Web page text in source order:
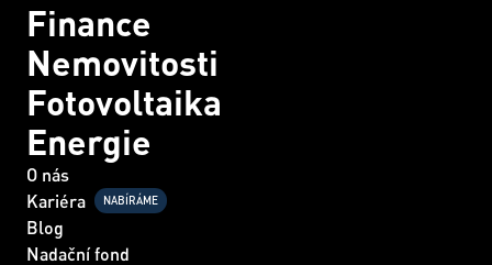
Finance
Nemovitosti
Fotovoltaika
Energie
O nás
Kariéra
NABÍRÁME
Blog
Nadační fond